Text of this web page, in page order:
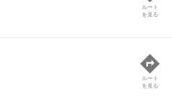
ルート
を見る
ルート
を見る